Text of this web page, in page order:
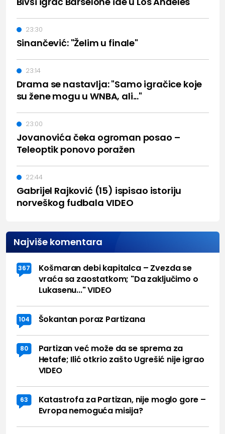
Sinančević: "Želim u finale"
23:30
Drama se nastavlja: "Samo igračice koje
su žene mogu u WNBA, ali..."
23:14
Jovanovića čeka ogroman posao –
Teleoptik ponovo poražen
23:00
Gabrijel Rajković (15) ispisao istoriju
norveškog fudbala VIDEO
22:44
Najviše komentara
367
Košmaran debi kapitalca – Zvezda se
vraća sa zaostatkom; "Da zaključimo o
Lukasenu..." VIDEO
104 Šokantan poraz Partizana
80
Partizan već može da se sprema za
Hetafe; Ilić otkrio zašto Ugrešić nije igrao
VIDEO
63
Katastrofa za Partizan, nije moglo gore –
Evropa nemoguća misija?